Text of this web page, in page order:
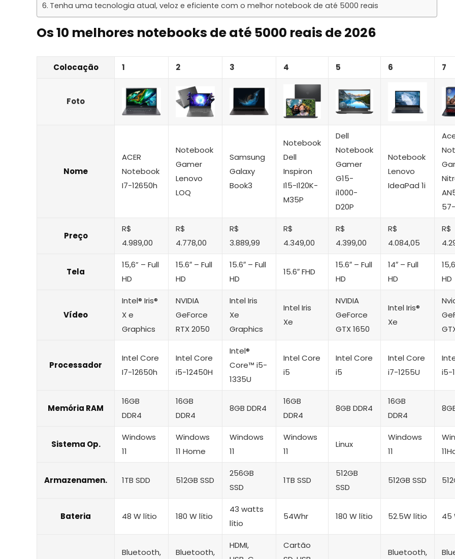
Tenha uma tecnologia atual, veloz e eficiente com o melhor notebook de até 5000 reais
Os 10 melhores notebooks de até 5000 reais de 2026
Colocação 1 2 3 4 5 6 7
Foto
Nome
ACER
Notebook
I7-12650h
Notebook
Gamer
Lenovo
LOQ
Samsung
Galaxy
Book3
Notebook
Dell
Inspiron
I15-I120K-
M35P
Dell
Notebook
Gamer
G15-
i1000-
D20P
Notebook
Lenovo
IdeaPad 1i
57-
Preço
R$
4.989,00
R$
4.778,00
R$
3.889,99
R$
4.349,00
R$
4.399,00
R$
4.084,05
R$
Tela
15,6” – Full
HD
15.6″ – Full
HD
15.6″ – Full
HD
15.6″ FHD
15.6″ – Full
HD
14″ – Full
HD
HD
Vídeo
Intel® Iris®
X e
Graphics
NVIDIA
GeForce
RTX 2050
Intel Iris
Xe
Graphics
Intel Iris
Xe
NVIDIA
GeForce
GTX 1650
Intel Iris®
Xe
Processador
Intel Core
I7-12650h
Intel Core
i5-12450H
Intel®
Core™ i5-
1335U
Intel Core
i5
Intel Core
i5
Intel Core
i7-1255U
i5-
Memória RAM
16GB
DDR4
16GB
DDR4
8GB DDR4
16GB
DDR4
8GB DDR4
16GB
DDR4
Sistema Op.
Windows
11
Windows
11 Home
Windows
11
Windows
11
Linux
Windows
11
Armazenamen. 1TB SDD 512GB SSD
256GB
SSD
1TB SSD
512GB
SSD
512GB SSD
Bateria 48 W lítio 180 W lítio
‎43 watts
lítio
54Whr 180 W lítio 52.5W lítio 45
‎Bluetooth, ‎Bluetooth,
HDMI,
Cartão
‎Bluetooth,